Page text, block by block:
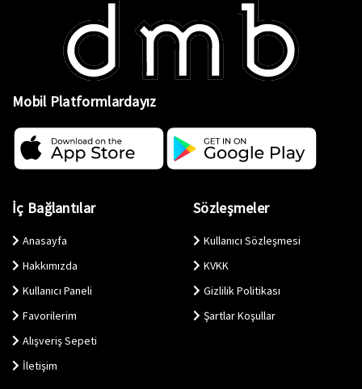
Mobil Platformlardayız
İç Bağlantılar
Anasayfa
Hakkımızda
Kullanıcı Paneli
Favorilerim
Alışveriş Sepeti
İletişim
Sözleşmeler
Kullanıcı Sözleşmesi
KVKK
Gizlilik Politikası
Şartlar Koşullar